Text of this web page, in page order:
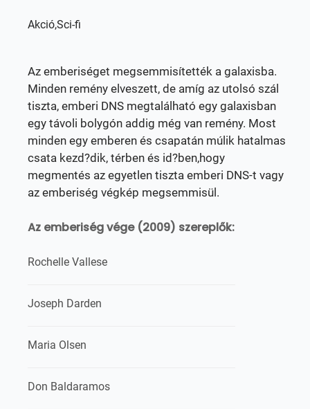
Akció,Sci-fi
Az emberiséget megsemmisítették a galaxisba.
Minden remény elveszett, de amíg az utolsó szál
tiszta, emberi DNS megtalálható egy galaxisban
egy távoli bolygón addig még van remény. Most
minden egy emberen és csapatán múlik hatalmas
csata kezd?dik, térben és id?ben,hogy
megmentés az egyetlen tiszta emberi DNS-t vagy
az emberiség végkép megsemmisül.
Az emberiség vége (2009) szereplők:
Rochelle Vallese
Joseph Darden
Maria Olsen
Don Baldaramos